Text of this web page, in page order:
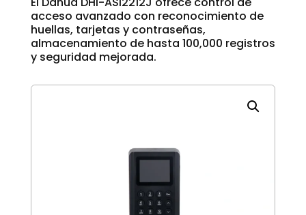
acceso avanzado con reconocimiento de
huellas, tarjetas y contraseñas,
almacenamiento de hasta 100,000 registros
y seguridad mejorada.